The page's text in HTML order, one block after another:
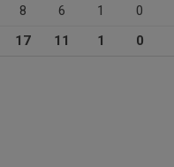
8 6 1 0
17 11 1 0